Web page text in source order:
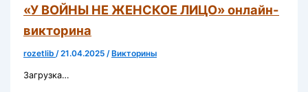
викторина
«У ВОЙНЫ НЕ ЖЕНСКОЕ ЛИЦО» онлайн-
викторина
rozetlib /21.04.2025 /Викторины
Загрузка…